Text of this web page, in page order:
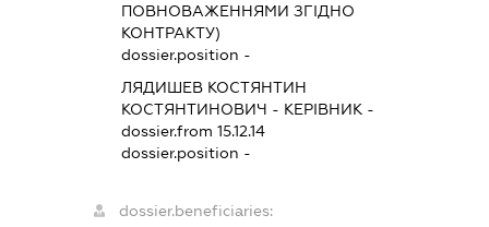
ПОВНОВАЖЕННЯМИ ЗГІДНО
КОНТРАКТУ)
dossier.position -
ЛЯДИШЕВ КОСТЯНТИН
КОСТЯНТИНОВИЧ - КЕРІВНИК -
dossier.from 15.12.14
dossier.position -
dossier.beneficiaries: